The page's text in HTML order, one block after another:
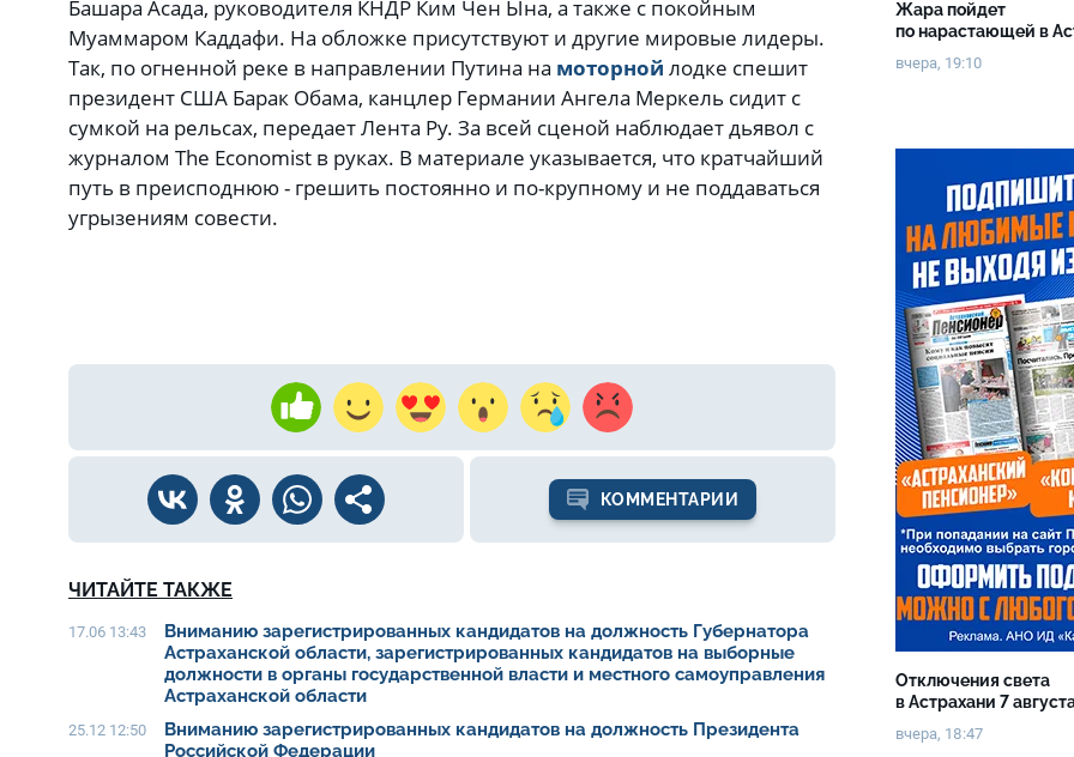
Башара Асада, руководителя КНДР Ким Чен Ына, а также с покойным
Муаммаром Каддафи. На обложке присутствуют и другие мировые лидеры.
Так, по огненной реке в направлении Путина на моторной лодке спешит
президент США Барак Обама, канцлер Германии Ангела Меркель сидит с
сумкой на рельсах, передает Лента Ру. За всей сценой наблюдает дьявол с
журналом The Economist в руках. В материале указывается, что кратчайший
путь в преисподнюю - грешить постоянно и по-крупному и не поддаваться
угрызениям совести.
КОММЕНТАРИИ
ЧИТАЙТЕ ТАКЖЕ
17.06 13:43
Вниманию зарегистрированных кандидатов на должность Губернатора
Астраханской области, зарегистрированных кандидатов на выборные
должности в органы государственной власти и местного самоуправления
Астраханской области
25.12 12:50
Вниманию зарегистрированных кандидатов на должность Президента
Российской Федерации
Жара пойдет
по нарастающей в
вчера, 19:10
Отключения света
в Астрахани 7
вчера, 18:47